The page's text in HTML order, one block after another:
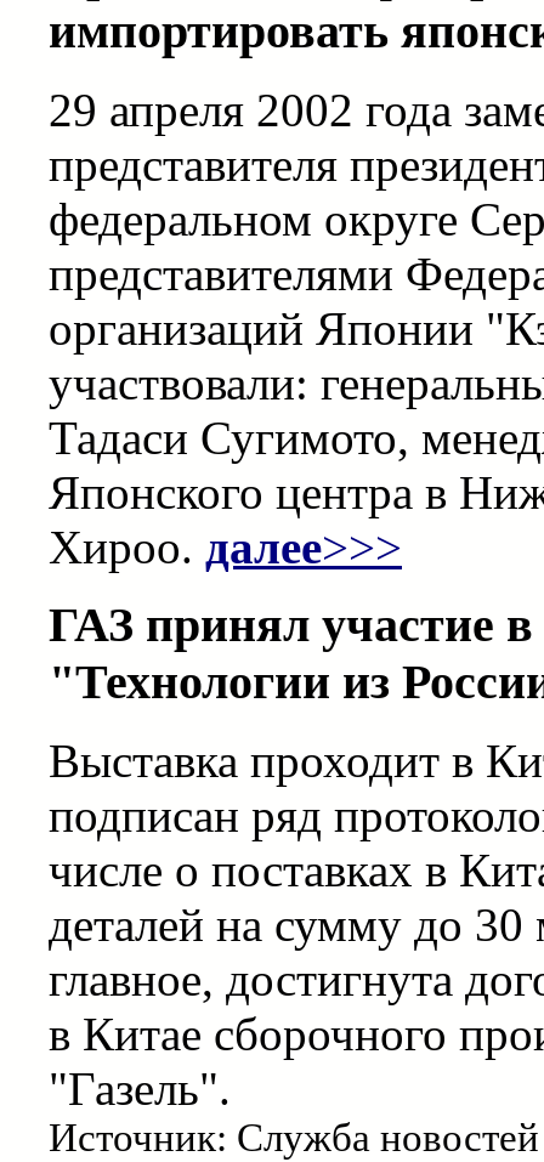
импортировать
29 апреля 2002 года
представителя
федеральном округе
представителями
организаций Японии
участвовали:
Тадаси Сугимото,
Японского центра в
Хироо. далее>>>
ГАЗ принял участие
"Технологии из
Выставка проходит в
подписан ряд
числе о поставках в
деталей на сумму до
главное, достигнута
в Китае сборочного
"Газель".
Источник: Служба